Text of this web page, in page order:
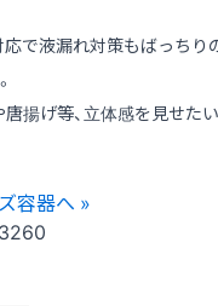
で液漏れ対策もばっちり
揚げ等、立体感を見せた
容器へ »